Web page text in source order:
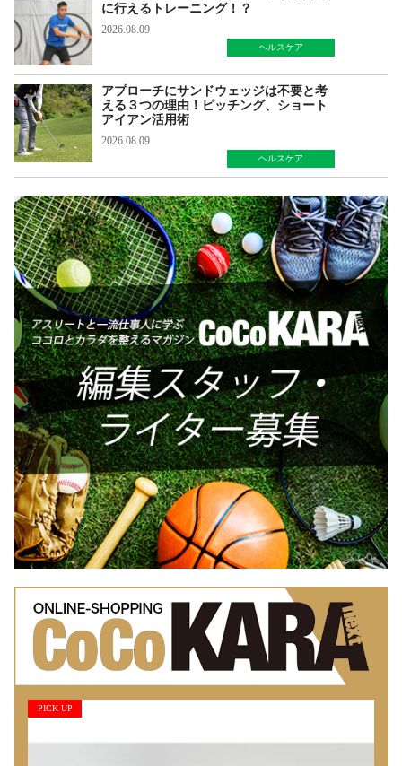
に行えるトレーニング！？
2026.08.09
ヘルスケア
アプローチにサンドウェッジは不要と考
える３つの理由！ピッチング、ショート
アイアン活用術
2026.08.09
ヘルスケア
PICK UP